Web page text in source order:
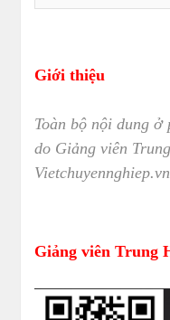
Giới thiệu
Toàn bộ nội dung
do Giảng viên
Giảng viên Trung